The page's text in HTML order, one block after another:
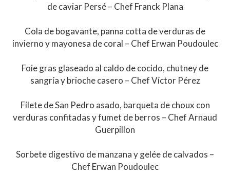
de caviar Persé – Chef Franck Plana
Cola de bogavante, panna cotta de verduras de
invierno y mayonesa de coral – Chef Erwan Poudoulec
Foie gras glaseado al caldo de cocido, chutney de
sangría y brioche casero – Chef Víctor Pérez
Filete de San Pedro asado, barqueta de choux con
verduras confitadas y fumet de berros – Chef Arnaud
Guerpillon
Sorbete digestivo de manzana y gelée de calvados –
Chef Erwan Poudoulec